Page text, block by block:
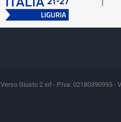
Verso Giusto 2 srl - P.Iva: 02180390995 -